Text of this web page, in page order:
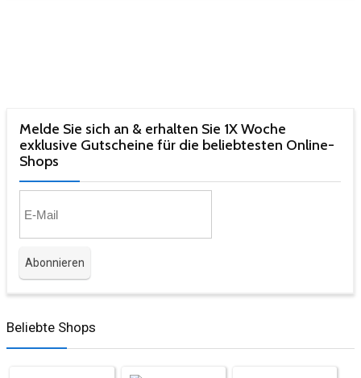
Melde Sie sich an & erhalten Sie 1X Woche
exklusive Gutscheine für die beliebtesten Online-
Shops​
Beliebte Shops